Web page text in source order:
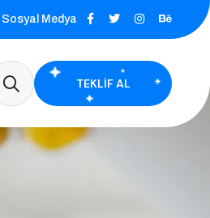
Sosyal Medya
TEKLIF AL